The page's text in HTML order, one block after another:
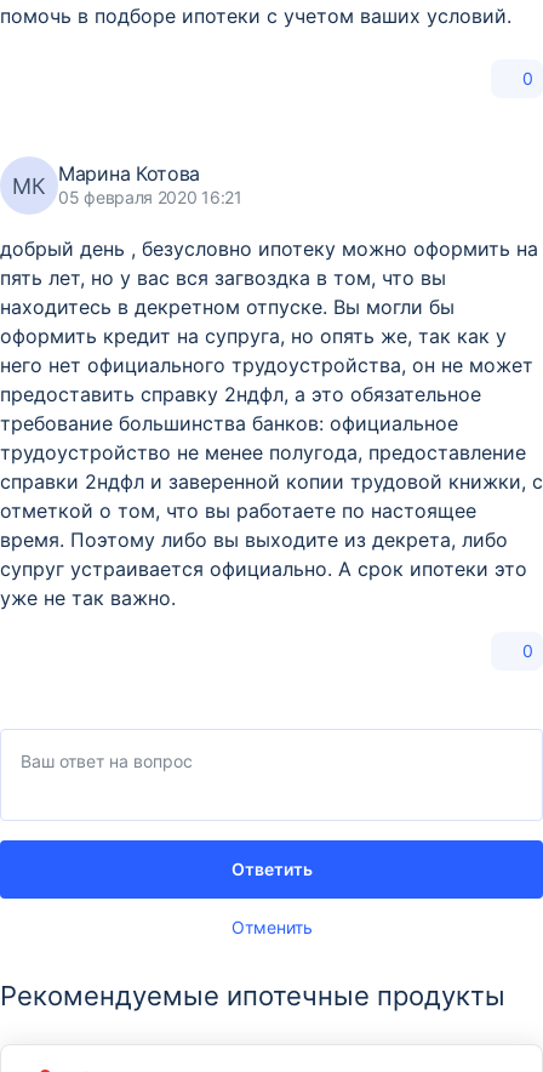
помочь в подборе ипотеки с учетом ваших условий.
0
МК Марина Котова
05 февраля 2020 16:21
добрый день , безусловно ипотеку можно оформить на
пять лет, но у вас вся загвоздка в том, что вы
находитесь в декретном отпуске. Вы могли бы
оформить кредит на супруга, но опять же, так как у
него нет официального трудоустройства, он не может
предоставить справку 2ндфл, а это обязательное
требование большинства банков: официальное
трудоустройство не менее полугода, предоставление
справки 2ндфл и заверенной копии трудовой книжки, с
отметкой о том, что вы работаете по настоящее
время. Поэтому либо вы выходите из декрета, либо
супруг устраивается официально. А срок ипотеки это
уже не так важно.
0
Отменить
Ответить
Рекомендуемые ипотечные продукты